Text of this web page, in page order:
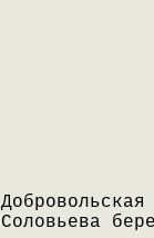
Соловьева